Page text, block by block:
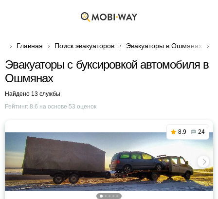
Главная Поиск эвакуаторов Эвакуаторы в Ошмянах
Эвакуаторы с буксировкой автомобиля в
Ошмянах
Найдено 13 службы
Рейтинг: 8.6 на основе 53 оценок
8.9 24